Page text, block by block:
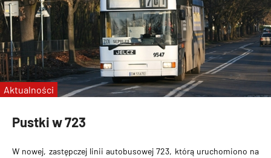
Pustki w 723
W nowej, zastępczej linii autobusowej 723, którą uruchomiono na
Aktualności